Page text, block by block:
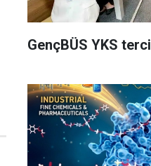
GençBÜS YKS